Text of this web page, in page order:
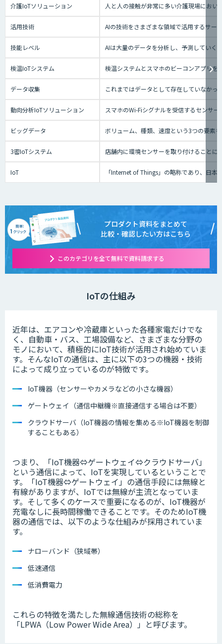
介護IoTソリューション 人と人の接触が非常に多い介護現場にお
活用技術 AIの技術をさまざまな領域で活用するサー
技能レベル AIは大量のデータを分析し、予測していく
検温IoTシステム 検温システムとスマホのビーコンアプリを
データ収集 これまではデータとして存在していなか
動向分析IoTソリューション スマホのWi-Fiシグナルを受信するセンサ
ビッグデータ ボリューム、種類、速度という3つの要素
3密IoTシステム 店舗内に環境センサーを取り付けること
IoT 「Internet of Things」の略称であり、日
プロダクト資料をまとめて
比較・確認したい方はこちら
このカテゴリを全て無料で資料請求する
IoTの仕組み
近年は、エアコンや冷蔵庫といった各種家電だけでな
く、自動車・バス、工場設備など、さまざまな分野の
モノにおいて、積極的にIoT技術が活用され始めていま
す。そんなIoTの通信は、主に以下の3つの機器・技術
によって成り立っているのが特徴です。
IoT機器（センサーやカメラなどの小さな機器）
ゲートウェイ（通信中継機※直接通信する場合は不要）
クラウドサーバ（IoT機器の情報を集める※IoT機器を制御
することもある）
つまり、「IoT機器⇔ゲートウェイ⇔クラウドサーバ」
という通信によって、IoTを実現しているということで
す。「IoT機器⇔ゲートウェイ」の通信手段には無線と
有線がありますが、IoTでは無線が主流となっていま
す。そして多くのケースで重要になるのが、IoT機器が
充電なしに長時間稼働できることです。そのためIoT機
器の通信では、以下のような仕組みが採用されていま
す。
ナローバンド（狭域帯）
低速通信
低消費電力
これらの特徴を満たした無線通信技術の総称を
「LPWA（Low Power Wide Area）」と呼びます。